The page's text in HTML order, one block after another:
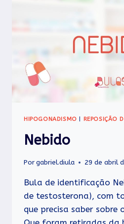
HIPOGONADISMO REPOSIÇÃO
Nebido
Porgabriel.diula 29 de abril
Bula de identificação
de testosterona), com
que precisa saber sobre